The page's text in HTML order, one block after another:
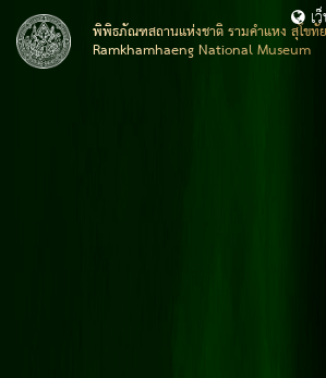
พิพิธภัณฑสถานแห่งชาติ รามคำแหง สุโขทัย
Ramkhamhaeng National Museum
เ